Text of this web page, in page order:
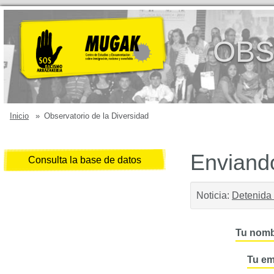
Inicio » Observatorio de la Diversidad
Consulta la base de datos
Noticia:
Tu
Tu